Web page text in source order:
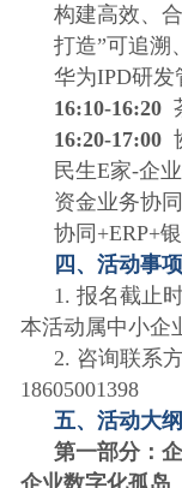
构建高效、
打造”可追溯
华为IPD研发
16:10-16:20
16:20-17:00
民生E家-企
资金业务协
协同+ERP+
四、活动事项
1. 报名截止
本活动属中小企
2. 咨询联系
18605001398
五、活动大纲
第一部分：
企业数字化孤岛